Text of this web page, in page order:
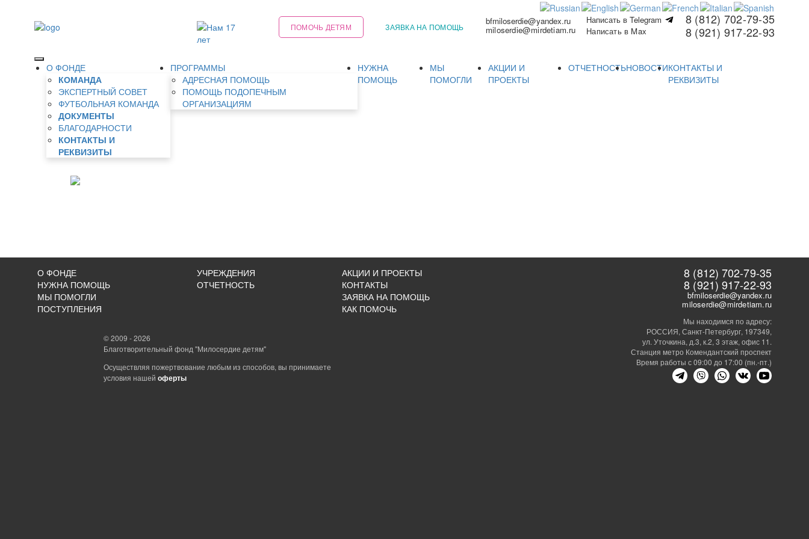
ПОМОЧЬ ДЕТЯМ ЗАЯВКА НА ПОМОЩЬ bfmiloserdie@yandex.ru
miloserdie@mirdetiam.ru
Написать в Telegram
Написать в Max
8 (812) 702-79-35
8 (921) 917-22-93
О ФОНДЕ
КОМАНДА
ЭКСПЕРТНЫЙ СОВЕТ
ФУТБОЛЬНАЯ КОМАНДА
ДОКУМЕНТЫ
БЛАГОДАРНОСТИ
КОНТАКТЫ И
РЕКВИЗИТЫ
ПРОГРАММЫ
АДРЕСНАЯ ПОМОЩЬ
ПОМОЩЬ ПОДОПЕЧНЫМ
ОРГАНИЗАЦИЯМ
НУЖНА
ПОМОЩЬ
МЫ
ПОМОГЛИ
АКЦИИ И
ПРОЕКТЫ
ОТЧЕТНОСТЬНОВОСТИКОНТАКТЫ И
РЕКВИЗИТЫ
О ФОНДЕ
НУЖНА ПОМОЩЬ
МЫ ПОМОГЛИ
ПОСТУПЛЕНИЯ
УЧРЕЖДЕНИЯ
ОТЧЕТНОСТЬ
АКЦИИ И ПРОЕКТЫ
КОНТАКТЫ
ЗАЯВКА НА ПОМОЩЬ
КАК ПОМОЧЬ
© 2009 - 2026
Благотворительный фонд "Милосердие детям"
Осуществляя пожертвование любым из способов, вы принимаете
условия нашей оферты
8 (812) 702-79-35
8 (921) 917-22-93
bfmiloserdie@yandex.ru
miloserdie@mirdetiam.ru
Мы находимся по адресу:
РОССИЯ, Санкт-Петербург, 197349,
ул. Уточкина, д.3, к.2, 3 этаж, офис 11.
Станция метро Комендантский проспект
Время работы с 09:00 до 17:00 (пн.-пт.)